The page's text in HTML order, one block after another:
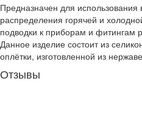
Предназначен для использования
распределения горячей и
подводки к приборам и фитингам
Данное изделие состоит из
оплётки, изготовленной из
Отзывы